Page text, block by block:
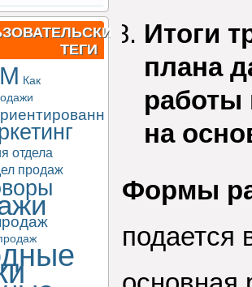
ТЕГИ
Как
отдела
продаж
Итоги
плана
работы
на
Формы
подается